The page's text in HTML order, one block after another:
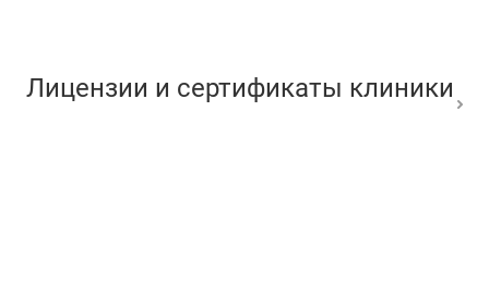
Лицензии и сертификаты клиники